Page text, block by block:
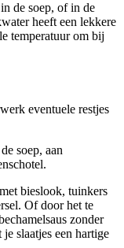
de soep, of in de
heeft een lekkere
temperatuur om bij
eventuele restjes
soep, aan
bieslook, tuinkers
Of door het te
zonder
slaatjes een hartige